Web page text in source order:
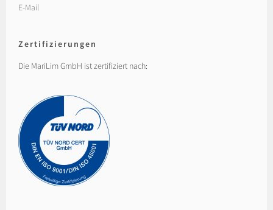
E-Mail
Zertifizierungen
Die MariLim GmbH ist zertifiziert nach: